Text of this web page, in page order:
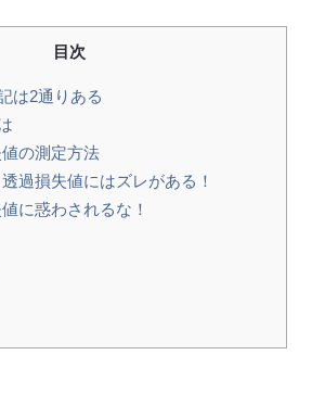
目次
は2通りある
の測定方法
過損失値にはズレがある！
に惑わされるな！